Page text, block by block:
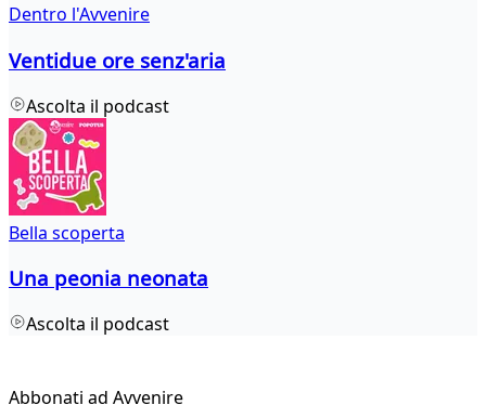
Dentro l'Avvenire
Ventidue ore senz'aria
Ascolta il podcast
Bella scoperta
Una peonia neonata
Ascolta il podcast
Abbonati ad Avvenire